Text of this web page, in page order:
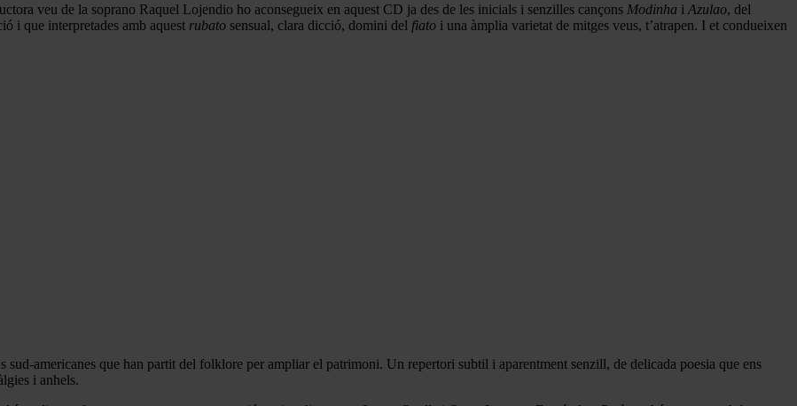
veu de la soprano Raquel Lojendio ho aconsegueix en aquest CD ja des de les inicials i senzilles cançons Modinha i Azulao, del
i que interpretades amb aquest rubato sensual, clara dicció, domini del fiato i una àmplia varietat de mitges veus, t’atrapen. I et condueixen
sud-americanes que han partit del folklore per ampliar el patrimoni. Un repertori subtil i aparentment senzill, de delicada poesia que ens
i anhels.